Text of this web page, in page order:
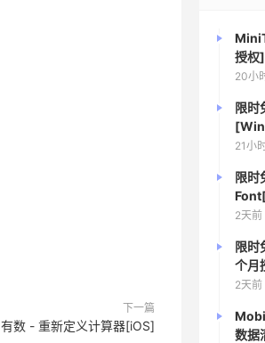
下一篇
有数 - 重新定义计算器[iOS]
授
20小
限时
21小
限时
2天前
限时
个
2天前
数据